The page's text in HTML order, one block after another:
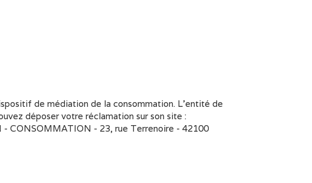
de médiation de la consommation. L'entité de
déposer votre réclamation sur son site :
CONSOMMATION - 23, rue Terrenoire - 42100